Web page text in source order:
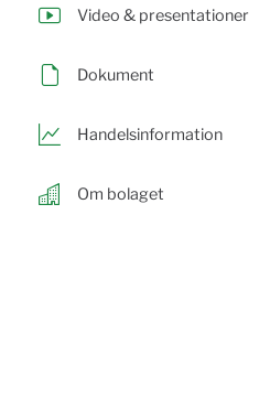
Video & presentationer
Dokument
Handelsinformation
Om bolaget